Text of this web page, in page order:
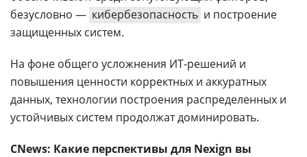
безусловно — кибербезопасность и построение
защищенных систем.
На фоне общего усложнения ИТ-решений и
повышения ценности корректных и аккуратных
данных, технологии построения распределенных и
устойчивых систем продолжат доминировать.
CNews: Какие перспективы для Nexign вы